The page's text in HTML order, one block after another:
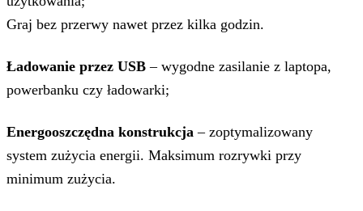
Graj bez przerwy nawet przez kilka godzin.
Ładowanie przez USB – wygodne zasilanie z laptopa,
powerbanku czy ładowarki;
Energooszczędna konstrukcja – zoptymalizowany
system zużycia energii. Maksimum rozrywki przy
minimum zużycia.